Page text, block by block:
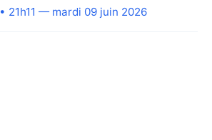
• 21h11 — mardi 09 juin 2026